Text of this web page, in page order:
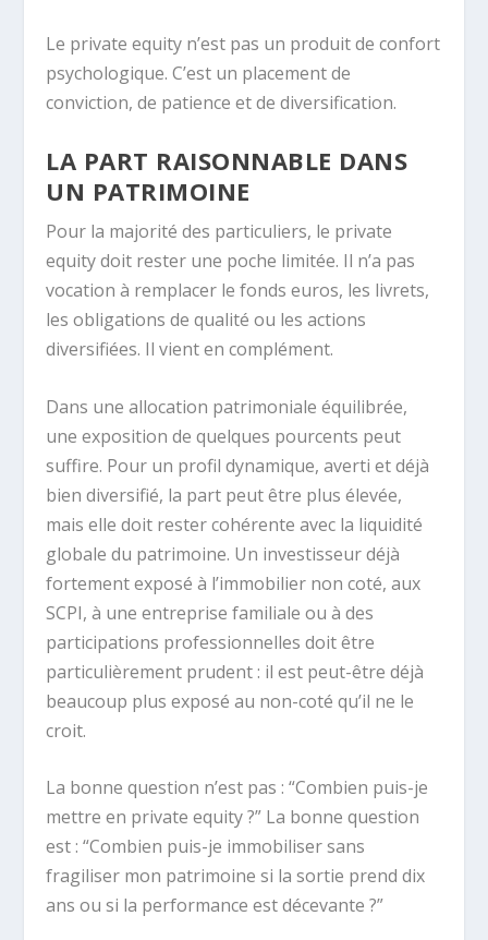
Le private equity n’est pas un produit de confort
psychologique. C’est un placement de
conviction, de patience et de diversification.
LA PART RAISONNABLE DANS
UN PATRIMOINE
Pour la majorité des particuliers, le private
equity doit rester une poche limitée. Il n’a pas
vocation à remplacer le fonds euros, les livrets,
les obligations de qualité ou les actions
diversifiées. Il vient en complément.
Dans une allocation patrimoniale équilibrée,
une exposition de quelques pourcents peut
suffire. Pour un profil dynamique, averti et déjà
bien diversifié, la part peut être plus élevée,
mais elle doit rester cohérente avec la liquidité
globale du patrimoine. Un investisseur déjà
fortement exposé à l’immobilier non coté, aux
SCPI, à une entreprise familiale ou à des
participations professionnelles doit être
particulièrement prudent : il est peut-être déjà
beaucoup plus exposé au non-coté qu’il ne le
croit.
La bonne question n’est pas : “Combien puis-je
mettre en private equity ?” La bonne question
est : “Combien puis-je immobiliser sans
fragiliser mon patrimoine si la sortie prend dix
ans ou si la performance est décevante ?”